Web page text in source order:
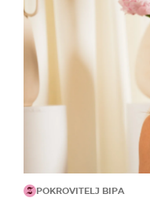
POKROVITELJ BIPA